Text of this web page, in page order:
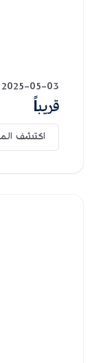
2025-05-03
قريباً
اكتشف